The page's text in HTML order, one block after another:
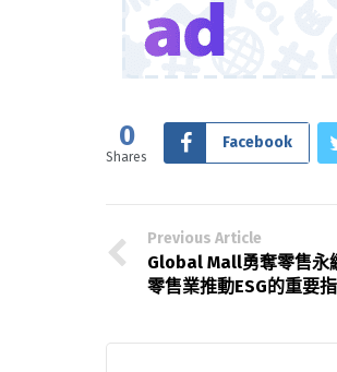
0
Shares
Facebook
Previous Article
Global Mall勇奪零售永
零售業推動ESG的重要